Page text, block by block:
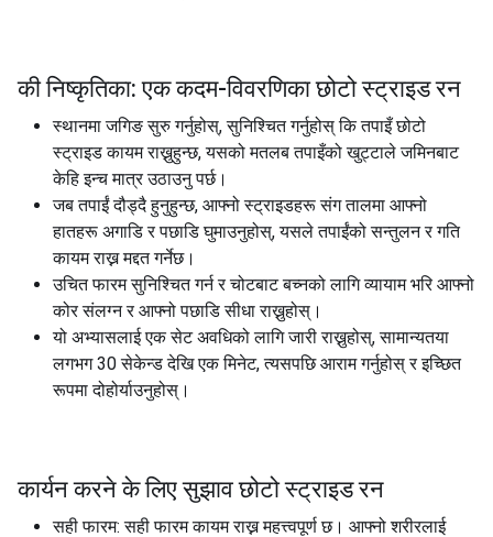
की निष्कृतिका: एक कदम-विवरणिका छोटो स्ट्राइड रन
स्थानमा जगिङ सुरु गर्नुहोस्, सुनिश्चित गर्नुहोस् कि तपाइँ छोटो
स्ट्राइड कायम राख्नुहुन्छ, यसको मतलब तपाइँको खुट्टाले जमिनबाट
केहि इन्च मात्र उठाउनु पर्छ।
जब तपाईं दौड्दै हुनुहुन्छ, आफ्नो स्ट्राइडहरू संग तालमा आफ्नो
हातहरू अगाडि र पछाडि घुमाउनुहोस्, यसले तपाईंको सन्तुलन र गति
कायम राख्न मद्दत गर्नेछ।
उचित फारम सुनिश्चित गर्न र चोटबाट बच्नको लागि व्यायाम भरि आफ्नो
कोर संलग्न र आफ्नो पछाडि सीधा राख्नुहोस्।
यो अभ्यासलाई एक सेट अवधिको लागि जारी राख्नुहोस्, सामान्यतया
लगभग 30 सेकेन्ड देखि एक मिनेट, त्यसपछि आराम गर्नुहोस् र इच्छित
रूपमा दोहोर्याउनुहोस्।
कार्यन करने के लिए सुझाव छोटो स्ट्राइड रन
सही फारम: सही फारम कायम राख्न महत्त्वपूर्ण छ। आफ्नो शरीरलाई